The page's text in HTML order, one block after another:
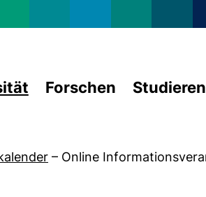
Forschen Studieren
– Online